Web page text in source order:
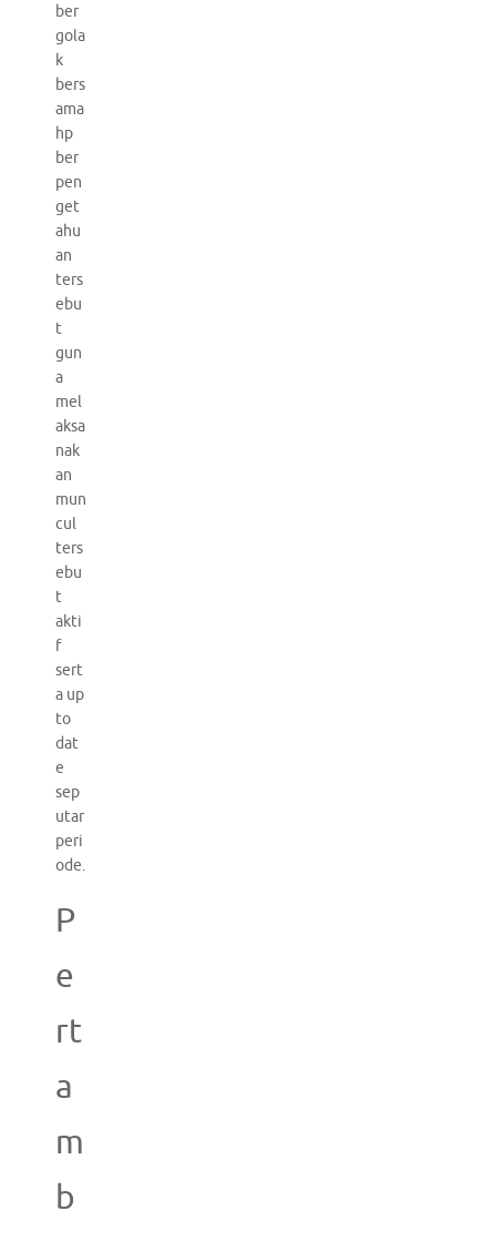
ber
gola
k
bers
ama
hp
ber
pen
get
ahu
an
ters
ebu
t
gun
a
mel
aksa
nak
an
mun
cul
ters
ebu
t
akti
f
sert
a up
to
dat
e
sep
utar
peri
ode.
P
e
rt
a
m
b